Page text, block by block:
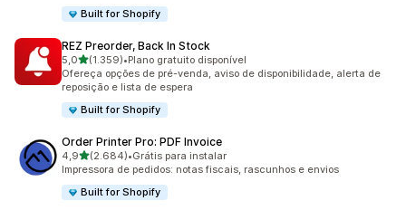
Built for Shopify
REZ Preorder, Back In Stock
5,0de 5 estrelas
(1.359)
1359 avaliações ao todo
•Plano gratuito disponível
Ofereça opções de pré-venda, aviso de disponibilidade, alerta de
reposição e lista de espera
Built for Shopify
Order Printer Pro: PDF Invoice
4,9de 5 estrelas
(2.684)
2684 avaliações ao todo
•Grátis para instalar
Impressora de pedidos: notas fiscais, rascunhos e envios
Built for Shopify